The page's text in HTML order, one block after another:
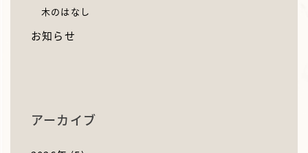
木のはなし
お知らせ
アーカイブ